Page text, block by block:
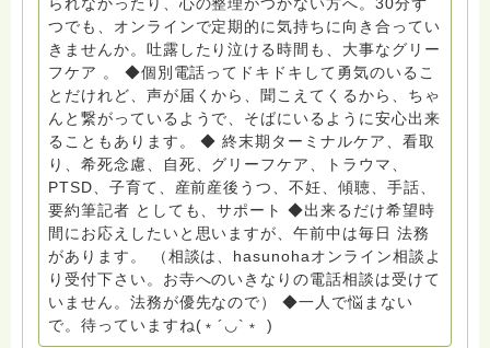
お願いします。 ゆうちょ銀行 口座番号 普通408-
6452769 一般社団法人グリーフケアともしび ◆『ビハ
ーラサロン おしゃべりカフェひだまり』 ビハーラ和歌
山代表 居場所運営 問い合わせ申込⬇️こちらから
griefcare.tomoshibi@icloud.com ◆GEはしもとサピュ
イエ 所属 （Gender Equity 誰もが自分らしく生きるこ
とができる社会をめざして）DV・女性支援 ◆認定NPO
京都自死自殺相談センターSotto 元グリーフサポート委
員長（2018〜2024） ◆保育士.幼稚園教諭.小学校教諭.
レクリエーションインストラクター.中学校DV授業 10年
間 保育 教育の現場で 総主任として勤めた経験も生かし
つつ、お話できることがあれば 幸いです。 いつも あな
たとともに。南無阿弥陀仏 ここでは、宗旨を問いませ
ん。 まずは、ひとりで抱え込まないで。 来寺お問い合
わせは⬇️こちらから miehimeyo@gmail.com ※時間を割
つでも、オンラインで定期的に気持ちに向き合ってい
きませんか。吐露したり泣ける時間も、大事なグリー
フケア 。 ◆個別電話ってドキドキして勇気のいるこ
とだけれど、声が届くから、聞こえてくるから、ちゃ
んと繋がっているようで、そばにいるように安心出来
ることもあります。 ◆ 終末期ターミナルケア、看取
り、希死念慮、自死、グリーフケア、トラウマ、
PTSD、子育て、産前産後うつ、不妊、傾聴、手話、
要約筆記者 としても、サポート ◆出来るだけ希望時
間にお応えしたいと思いますが、午前中は毎日 法務
があります。 （相談は、hasunohaオンライン相談よ
り受付下さい。お寺へのいきなりの電話相談は受けて
いません。法務が優先なので） ◆一人で悩まない
で。待っていますね(﹡´◡`﹡ )